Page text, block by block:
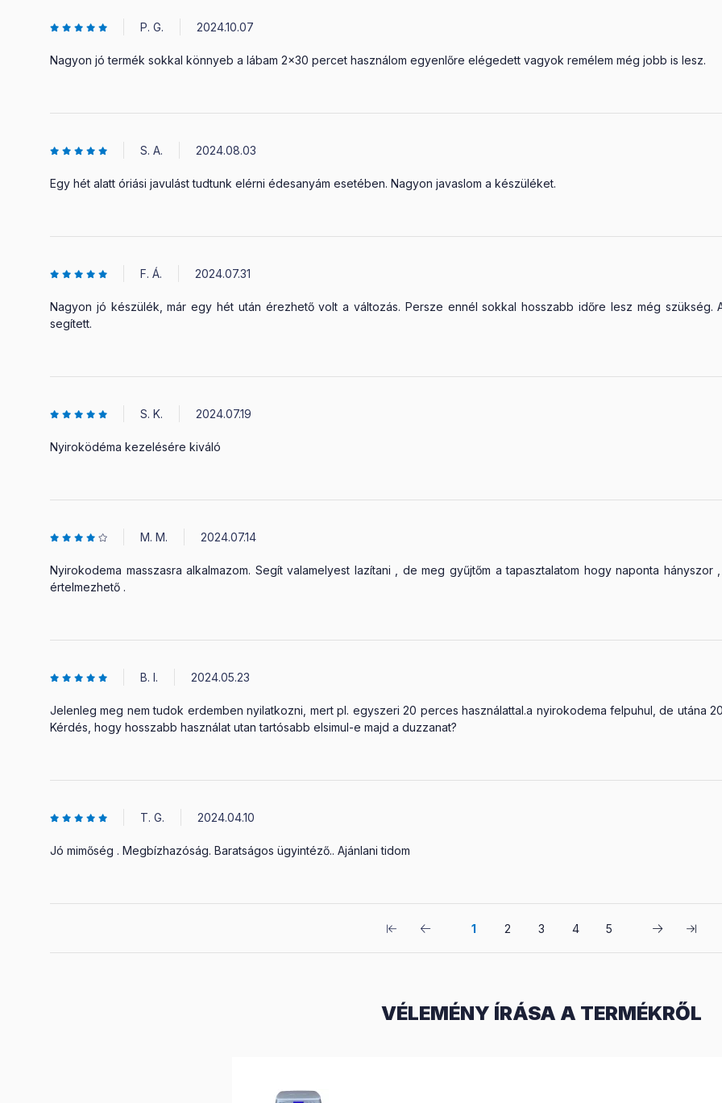
P. G. 2024.10.07
Nagyon jó termék sokkal könnyeb a lábam 2x30 percet használom egyenlőre elégedett vagyok remélem még jobb is lesz.
S. A. 2024.08.03
Egy hét alatt óriási javulást tudtunk elérni édesanyám esetében. Nagyon javaslom a készüléket.
F. Á. 2024.07.31
Nagyon jó készülék, már egy hét után érezhető volt a változás. Persze ennél sokkal hosszabb időre lesz még szükség.
segített.
S. K. 2024.07.19
Nyiroködéma kezelésére kiváló
M. M. 2024.07.14
Nyirokodema masszasra alkalmazom. Segít valamelyest lazítani , de meg gyűjtőm a tapasztalatom hogy naponta
értelmezhető .
B. I. 2024.05.23
Jelenleg meg nem tudok erdemben nyilatkozni, mert pl. egyszeri 20 perces használattal.a nyirokodema felpuhul, de utána
Kérdés, hogy hosszabb használat utan tartósabb elsimul-e majd a duzzanat?
T. G. 2024.04.10
Jó mimőség . Megbízhazóság. Baratságos ügyintéző.. Ajánlani tidom
1 2 3 4 5
VÉLEMÉNY ÍRÁSA A TERMÉKRŐL